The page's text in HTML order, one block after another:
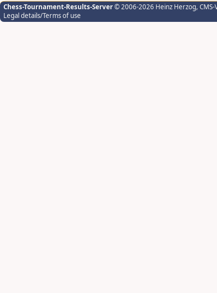
Chess-Tournament-Results-Server© 2006-2026 Heinz Herzog,
Legal details/Terms of use